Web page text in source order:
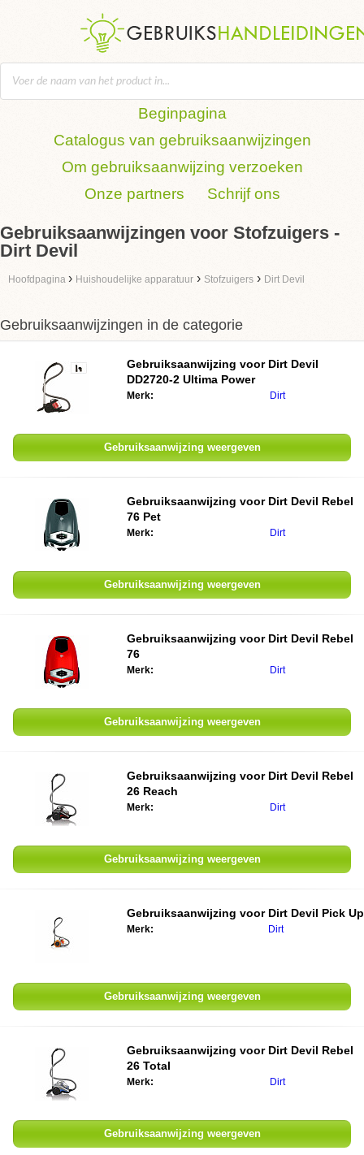
Beginpagina
Catalogus van gebruiksaanwijzingen
Om gebruiksaanwijzing verzoeken
Onze partners
Schrijf ons
Gebruiksaanwijzingen voor Stofzuigers -
Dirt Devil
Hoofdpagina › Huishoudelijke apparatuur › Stofzuigers › Dirt Devil
Gebruiksaanwijzingen in de categorie
Gebruiksaanwijzing voor Dirt Devil
DD2720-2 Ultima Power
Merk: Dirt
Gebruiksaanwijzing weergeven
Gebruiksaanwijzing voor Dirt Devil Rebel
76 Pet
Merk: Dirt
Gebruiksaanwijzing weergeven
Gebruiksaanwijzing voor Dirt Devil Rebel
76
Merk: Dirt
Gebruiksaanwijzing weergeven
Gebruiksaanwijzing voor Dirt Devil Rebel
26 Reach
Merk: Dirt
Gebruiksaanwijzing weergeven
Gebruiksaanwijzing voor Dirt Devil Pick Up
Merk: Dirt
Gebruiksaanwijzing weergeven
Gebruiksaanwijzing voor Dirt Devil Rebel
26 Total
Merk: Dirt
Gebruiksaanwijzing weergeven